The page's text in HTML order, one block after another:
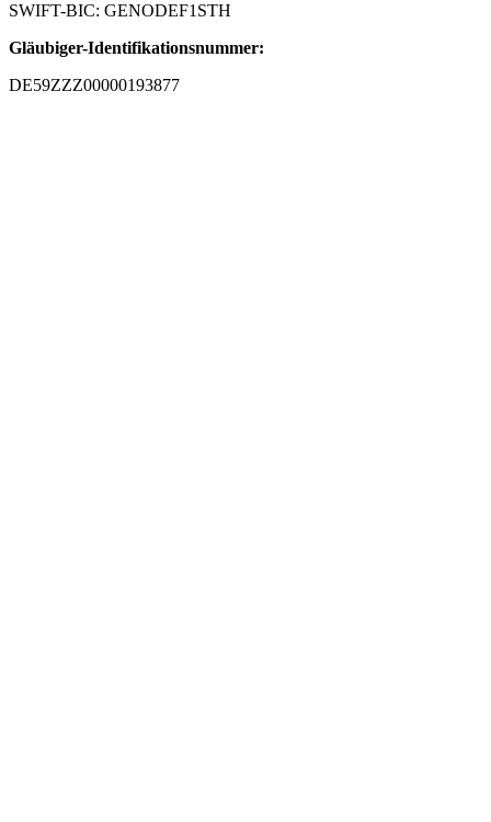
SWIFT-BIC: GENODEF1STH
Gläubiger-Identifikationsnummer:
DE59ZZZ00000193877